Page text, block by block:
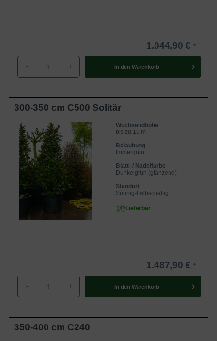
1.044,90 €
- + In den Warenkorb
300-350 cm C500 Solitär
Wuchsendhöhe
bis zu 15 m
Belaubung
Immergrün
Blatt- / Nadelfarbe
Dunkelgrün (glänzend)
Standort
Sonnig-halbschattig
Lieferbar
1.487,90 €
- + In den Warenkorb
350-400 cm C240